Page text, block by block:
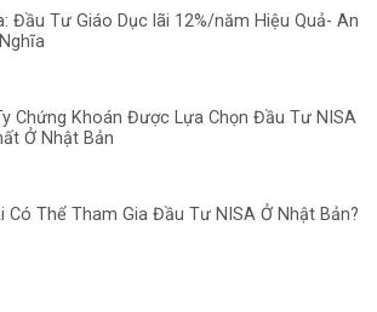
Đầu Tư Giáo Dục lãi 12%/năm Hiệu Quả- An
Chứng Khoán Được Lựa Chọn Đầu Tư NISA
Ở Nhật Bản
Có Thể Tham Gia Đầu Tư NISA Ở Nhật Bản?